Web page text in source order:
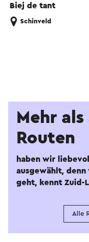
Biej de tant
Schinveld
Mehr
Routen
haben wir
ausgewählt, denn
geht, kennt Zuid-
Alle